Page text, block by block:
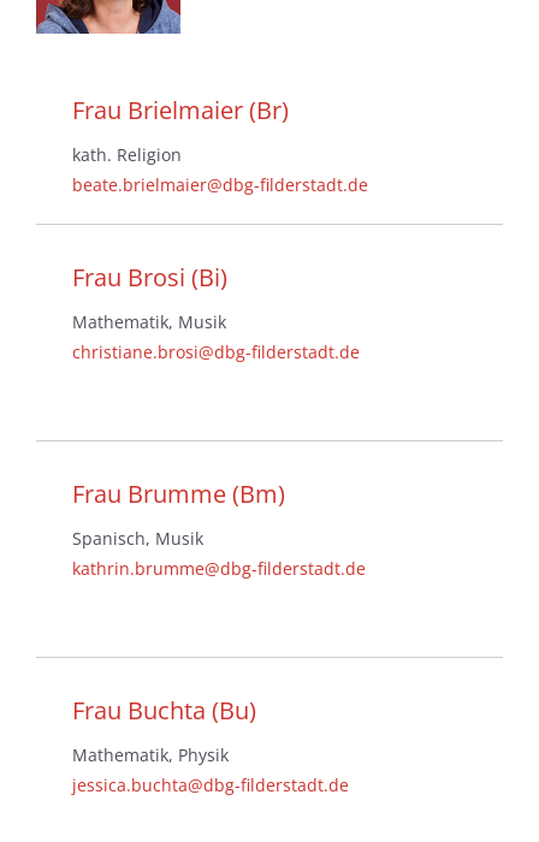
Frau Brielmaier (Br)
kath. Religion
beate.brielmaier@dbg-filderstadt.de
Frau Brosi (Bi)
Mathematik, Musik
christiane.brosi@dbg-filderstadt.de
Frau Brumme (Bm)
Spanisch, Musik
kathrin.brumme@dbg-filderstadt.de
Frau Buchta (Bu)
Mathematik, Physik
jessica.buchta@dbg-filderstadt.de